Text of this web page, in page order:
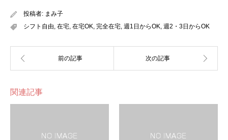
投稿者: まみ子
シフト自由, 在宅, 在宅OK, 完全在宅, 週1日からOK, 週2・3日からOK
関連記事